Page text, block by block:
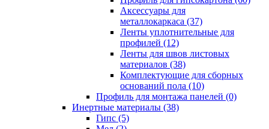
Аксессуары для
металлокаркаса (37)
Ленты уплотнительные для
профилей (12)
Ленты для швов листовых
материалов (38)
Комплектующие для сборных
оснований пола (10)
Профиль для монтажа панелей (0)
Инертные материалы (38)
Гипс (5)